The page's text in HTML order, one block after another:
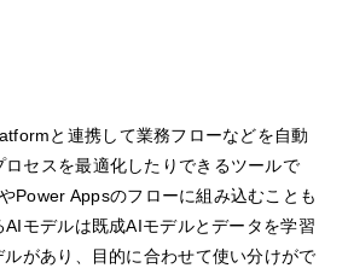
と連携して業務フローなどを自動
セスを最適化したりできるツールで
Power Appsのフローに組み込むことも
モデルは既成AIモデルとデータを学習
があり、目的に合わせて使い分けがで